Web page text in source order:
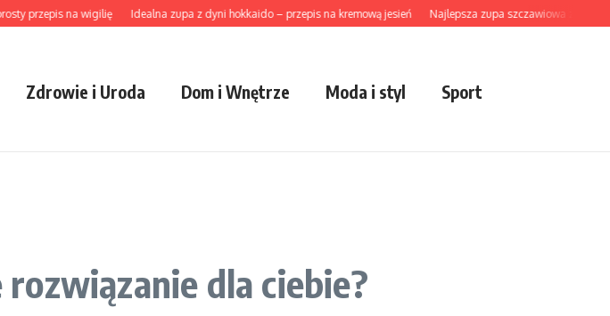
na wigilię Idealna zupa z dyni hokkaido – przepis na kremową jesień Najlepsza zupa szczawiowa z ziemniakami
Zdrowie i Uroda Dom i Wnętrze Moda i styl Sport
dla ciebie?